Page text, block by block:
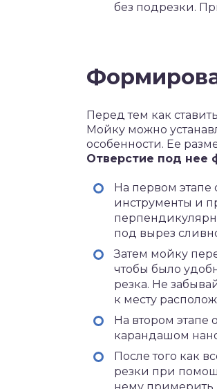
без подрезки.
Перед тем как
Мойку можно
особенности. Ее
Отверстие под нее
На первом этапе
инструменты и
под вырез
Затем мойку
чтобы было
резка. Не
к месту
На втором
карандашом
После того как
резки при